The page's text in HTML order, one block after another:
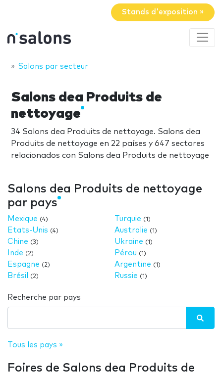
Stands d'exposition »
Salons par secteur
Salons dea Produits de
nettoyage
34 Salons dea Produits de nettoyage. Salons dea
Produits de nettoyage en 22 países y 647 sectores
relacionados con Salons dea Produits de nettoyage
Salons dea Produits de nettoyage
par pays
Mexique (4)
Etats-Unis (4)
Chine (3)
Inde (2)
Espagne (2)
Brésil (2)
Turquie (1)
Australie (1)
Ukraine (1)
Pérou (1)
Argentine (1)
Russie (1)
Recherche par pays
Tous les pays »
Foires de Salons dea Produits de